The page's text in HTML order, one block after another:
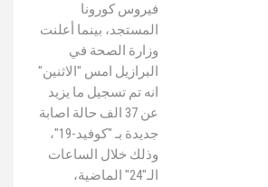
فيروس كورونا
المستجد، بينما أعلنت
وزارة الصحة في
البرازيل امس "الاثنين"
انه تم تسجيل ما يزيد
عن 37 الف حالة اصابة
جديدة بـ "كوفيد-19"،
وذلك خلال الساعات
الـ"24" الماضية،